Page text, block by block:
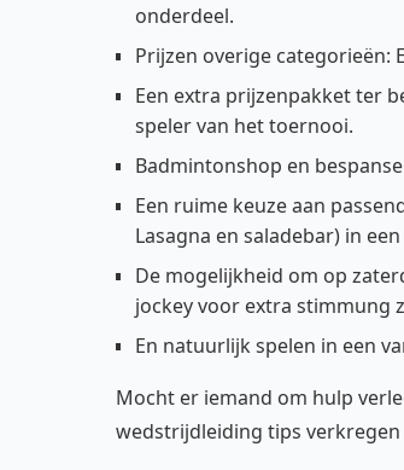
onderdeel.
Prijzen overige categorieën:
Een extra prijzenpakket ter
speler van het toernooi.
Badmintonshop en
Een ruime keuze aan
Lasagna en saladebar) in
De mogelijkheid om op
jockey voor extra stimmung
En natuurlijk spelen in een
Mocht er iemand om hulp
wedstrijdleiding tips